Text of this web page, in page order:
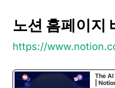
노션 홈페이지
https://
The
|